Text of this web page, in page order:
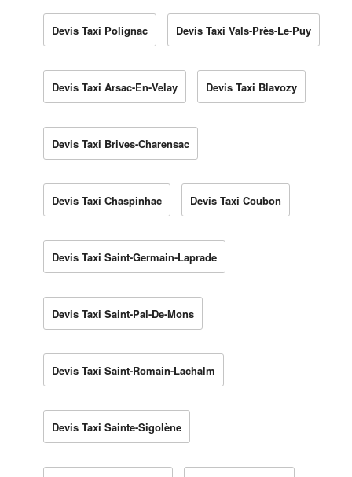
Devis Taxi Polignac Devis Taxi Vals-Près-Le-Puy
Devis Taxi Arsac-En-Velay Devis Taxi Blavozy
Devis Taxi Brives-Charensac
Devis Taxi Chaspinhac Devis Taxi Coubon
Devis Taxi Saint-Germain-Laprade
Devis Taxi Saint-Pal-De-Mons
Devis Taxi Saint-Romain-Lachalm
Devis Taxi Sainte-Sigolène